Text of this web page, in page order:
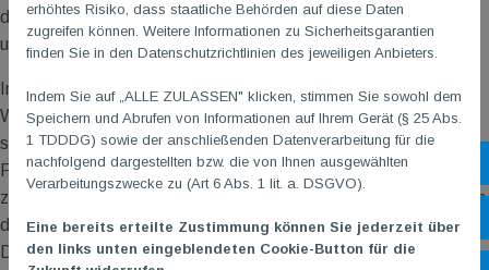
doch auch sie konnten leider das Endergebnis nicht korrigieren
und es hieß 6:0 für Mainz-Zahlbach III.
Im letzten Spiel trafen wir auf die TuS Bingen-Büdesheim.
Weiter motiviert wollten die Mädels endlich Punkte holen und
stellten sich dem ersten Doppel wieder in ihrer stärksten
Formation mit Mona und Saanvi. Clara und Julie spielten das
zweite Doppel. Doch irgendwie war im ersten Doppel der Wurm
drin, es lief nicht rund und mit vielen eigenen Fehlern ging das
Doppel klar an die Gegner. Das zweite Doppel machte es
erhöhtes Risiko, dass staatliche Behörden auf diese Daten
zugreifen können. Weitere Informationen zu Sicherheitsgarantien
finden Sie in den Datenschutzrichtlinien des jeweiligen Anbieters.
Indem Sie auf „ALLE ZULASSEN" klicken, stimmen Sie sowohl dem
Speichern und Abrufen von Informationen auf Ihrem Gerät (§ 25 Abs.
1 TDDDG) sowie der anschließenden Datenverarbeitung für die
nachfolgend dargestellten bzw. die von Ihnen ausgewählten
Verarbeitungszwecke zu (Art 6 Abs. 1 lit. a. DSGVO).
Eine bereits erteilte Zustimmung können Sie jederzeit über
den links unten eingeblendeten Cookie-Button für die